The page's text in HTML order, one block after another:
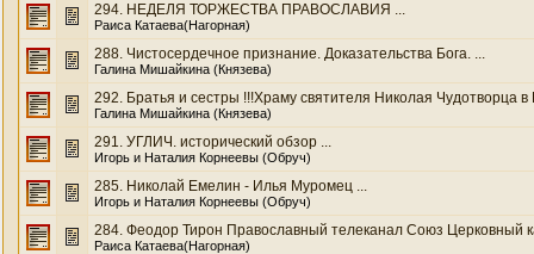
294. НЕДЕЛЯ ТОРЖЕСТВА ПРАВОСЛАВИЯ ...
Раиса Катаева(Нагорная)
288. Чистосердечное признание. Доказательства Бога. ...
Галина Мишайкина (Князева)
292. Братья и сестры !!!Храму святителя Николая Чудотворца в
Галина Мишайкина (Князева)
291. УГЛИЧ. исторический обзор ...
Игорь и Наталия Корнеевы (Обруч)
285. Николай Емелин - Илья Муромец ...
Игорь и Наталия Корнеевы (Обруч)
284. Феодор Тирон Православный телеканал Союз Церковный
Раиса Катаева(Нагорная)